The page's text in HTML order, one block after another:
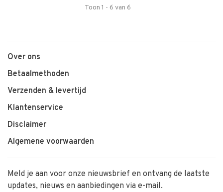
Toon 1 - 6 van 6
Over ons
Betaalmethoden
Verzenden & levertijd
Klantenservice
Disclaimer
Algemene voorwaarden
Meld je aan voor onze nieuwsbrief en ontvang de laatste
updates, nieuws en aanbiedingen via e-mail.